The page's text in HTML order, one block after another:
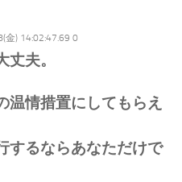
金) 14:02:47.69 0
夫。
温情措置にしてもらえ
するならあなただけで